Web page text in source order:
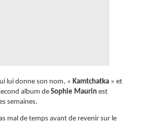
lui donne son nom, « Kamtchatka » et
album deSophie Maurin est
semaines.
mal de temps avant de revenir sur le